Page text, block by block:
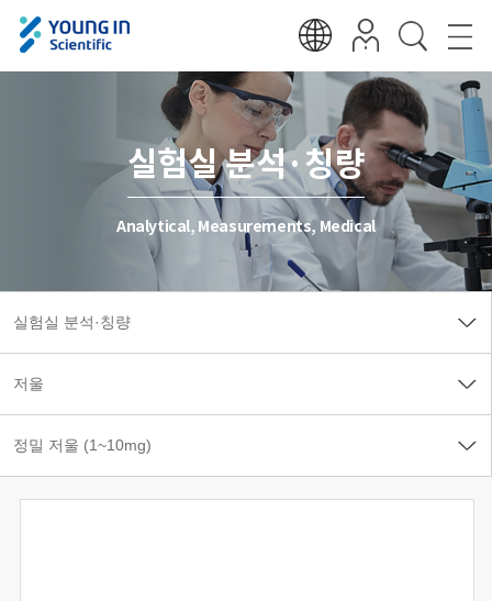
실험실 분석·칭량
Analytical, Measurements, Medical